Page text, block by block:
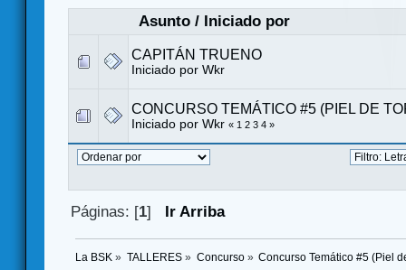
Asunto/ Iniciado por
CAPITÁN TRUENO
Iniciado por Wkr
CONCURSO TEMÁTICO #5 (PIEL DE
Iniciado por Wkr « 1 2 3 4 »
Páginas: [1] Ir Arriba
La BSK » TALLERES» Concurso» Concurso Temático #5 (Piel